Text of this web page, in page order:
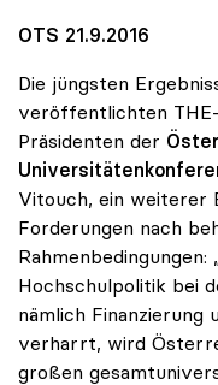
OTS 21.9.2016
Die jüngsten
veröffentlichten
Präsidenten der
Vitouch, ein weiterer
Forderungen nach
Rahmenbedingungen:
Hochschulpolitik bei
nämlich Finanzierung
verharrt, wird
großen